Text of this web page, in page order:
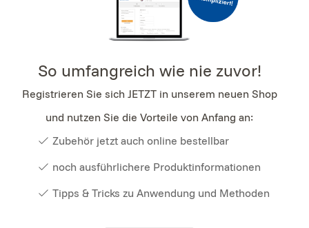
So umfangreich wie nie zuvor!
Registrieren Sie sich JETZT in unserem neuen Shop
und nutzen Sie die Vorteile von Anfang an:
Zubehör jetzt auch online bestellbar
noch ausführlichere Produktinformationen
Tipps & Tricks zu Anwendung und Methoden